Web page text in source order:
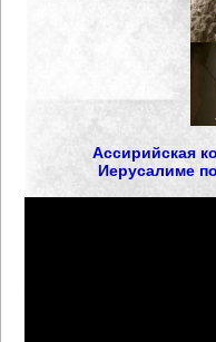
Ассирийская
Иерусалиме